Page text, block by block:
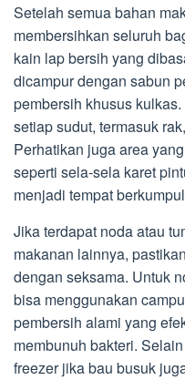
Setelah semua bahan
membersihkan seluruh
kain lap bersih yang
dicampur dengan sabun
pembersih khusus
setiap sudut, termasuk
Perhatikan juga area
seperti sela-sela karet
menjadi tempat
Jika terdapat noda atau
makanan lainnya,
dengan seksama. Untuk
bisa menggunakan
pembersih alami yang
membunuh bakteri.
freezer jika bau busuk